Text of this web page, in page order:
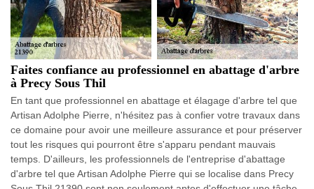
Faites confiance au professionnel en abattage d'arbre
à Precy Sous Thil
En tant que professionnel en abattage et élagage d'arbre tel que
Artisan Adolphe Pierre, n'hésitez pas à confier votre travaux dans
ce domaine pour avoir une meilleure assurance et pour préserver
tout les risques qui pourront être s'apparu pendant mauvais
temps. D'ailleurs, les professionnels de l'entreprise d'abattage
d'arbre tel que Artisan Adolphe Pierre qui se localise dans Precy